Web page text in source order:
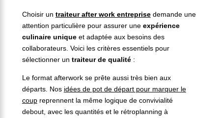
Choisir un traiteur after work entreprisedemande une
attention particulière pour assurer une expérience
culinaire uniqueet adaptée aux besoins des
collaborateurs. Voici les critères essentiels pour
sélectionner un traiteur de qualité:
Le format afterwork se prête aussi très bien aux
départs. Nos idées de pot de départ pour marquer le
coupreprennent la même logique de convivialité
debout, avec les quantités et le rétroplanning à